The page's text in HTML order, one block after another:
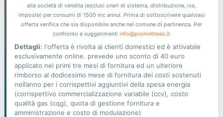
alla società di vendita (esclusi oneri di sistema, distribuzione, iva,
imposte) per consumi di 1500 mc annui. Prima di sottoscrivere qualsiasi
offerta verifica che sia disponibile anche nel comune di pertinenza. Per
confronto e suggerimenti info@prometheas.it
Dettagli: l'offerta è rivolta ai clienti domestici ed è attivabile
esclusivamente online. prevede uno sconto di 40 euro
applicato nei primi tre mesi di fornitura ed un ulteriore
rimborso al dodicesimo mese di fornitura dei costi sostenuti
nell’anno per i corrispettivi aggiuntivi della spesa energia
(corrispettivo commercializzazione variabile (ccv), costo
qualità gas (cqg), quota di gestione fornitura e
amministrazione e costo di modulazione)